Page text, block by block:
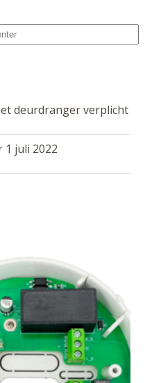
deurdranger verplicht
1 juli 2022